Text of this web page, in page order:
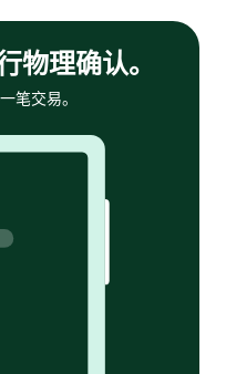
物理确认。
笔交易。